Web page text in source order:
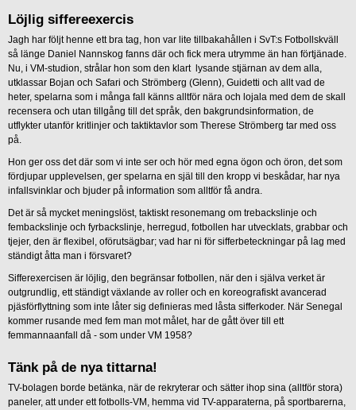
Löjlig siffereexercis
Jagh har följt henne ett bra tag, hon var lite tillbakahållen i SvT:s Fotbollskväll
så länge Daniel Nannskog fanns där och fick mera utrymme än han förtjänade.
Nu, i VM-studion, strålar hon som den klart lysande stjärnan av dem alla,
utklassar Bojan och Safari och Strömberg (Glenn), Guidetti och allt vad de
heter, spelarna som i många fall känns alltför nära och lojala med dem de skall
recensera och utan tillgång till det språk, den bakgrundsinformation, de
utflykter utanför kritlinjer och taktiktavlor som Therese Strömberg tar med oss
på.
Hon ger oss det där som vi inte ser och hör med egna ögon och öron, det som
fördjupar upplevelsen, ger spelarna en själ till den kropp vi beskådar, har nya
infallsvinklar och bjuder på information som alltför få andra.
Det är så mycket meningslöst, taktiskt resonemang om trebackslinje och
fembackslinje och fyrbackslinje, herregud, fotbollen har utvecklats, grabbar och
tjejer, den är flexibel, oförutsägbar; vad har ni för sifferbeteckningar på lag med
ständigt åtta man i försvaret?
Sifferexercisen är löjlig, den begränsar fotbollen, när den i själva verket är
outgrundlig, ett ständigt växlande av roller och en koreografiskt avancerad
pjäsförflyttning som inte låter sig definieras med låsta sifferkoder. När Senegal
kommer rusande med fem man mot målet, har de gått över till ett
femmannaanfall då - som under VM 1958?
Tänk på de nya tittarna!
TV-bolagen borde betänka, när de rekryterar och sätter ihop sina (alltför stora)
paneler, att under ett fotbolls-VM, hemma vid TV-apparaterna, på sportbarerna,